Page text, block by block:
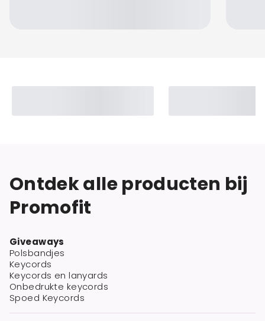
Ontdek alle producten bij
Promofit
Giveaways
Polsbandjes
Keycords
Keycords en lanyards
Onbedrukte keycords
Spoed Keycords